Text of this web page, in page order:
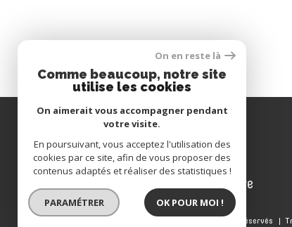
Se connecter
espace propriétaire
Tous droits réservés
On en reste là
Comme beaucoup, notre site
utilise les cookies
On aimerait vous accompagner pendant
votre visite.
En poursuivant, vous acceptez l'utilisation des
cookies par ce site, afin de vous proposer des
contenus adaptés et réaliser des statistiques !
PARAMÉTRER OK POUR MOI !